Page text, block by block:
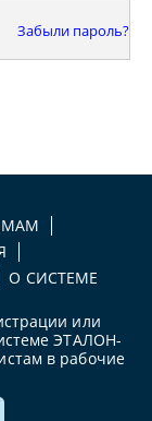
Забыли пароль?
О СИСТЕМЕ
или
ЭТАЛОН-
в рабочие